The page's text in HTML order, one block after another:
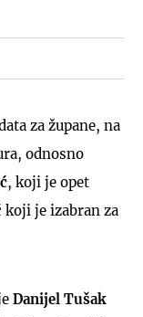
za župane, na
odnosno
, koji je opet
koji je izabran za
Danijel Tušak